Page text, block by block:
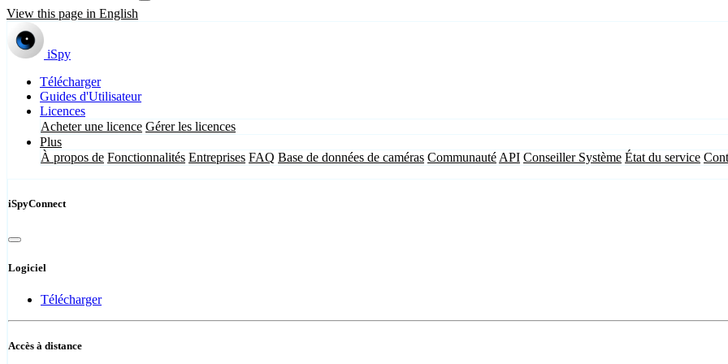
View this page in English
iSpy
Télécharger
Guides d'Utilisateur
Licences
Acheter une licence Gérer les licences
Plus
À propos de Fonctionnalités Entreprises FAQ Base de données de caméras Communauté API Conseiller Système État du service
iSpyConnect
Logiciel
Télécharger
Accès à distance